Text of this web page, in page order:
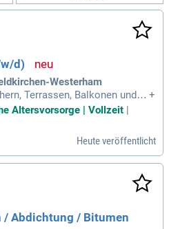
d)
Westerham
Terrassen, Balkonen und li
Dampfsperren, Wär
Anschlüsse und
+
Altersvorsorge | Vollzeit
Heute veröffentlicht
/ Abdichtung / Bitumen